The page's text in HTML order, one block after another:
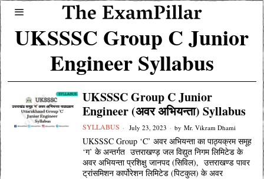
UKSSSC Group C Junior
Engineer Syllabus
UKSSSC Group C Junior
Engineer (अवर अभियन्ता) Syllabus
SYLLABUS July 23, 2023 by Mr. Vikram Dhami
UKSSSC Group ‘C’ अवर अभियन्ता का पाठ्यक्रम समूह
‘ग’ के अन्तर्गत उत्तराखण्ड़ जल विद्युत निगम लिमिटेड के
अवर अभियन्ता प्रशिक्षु जानपद (सिविल), उत्तराखण्ड पावर
ट्रांसमिशन कार्पोरेशन लिमिटेड (पिटकुल) के अवर